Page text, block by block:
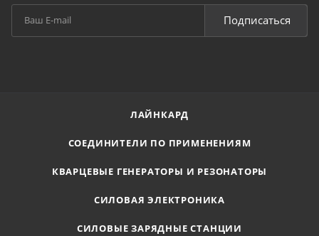
Подписаться
ЛАЙНКАРД
СОЕДИНИТЕЛИ ПО ПРИМЕНЕНИЯМ
КВАРЦЕВЫЕ ГЕНЕРАТОРЫ И РЕЗОНАТОРЫ
СИЛОВАЯ ЭЛЕКТРОНИКА
СИЛОВЫЕ ЗАРЯДНЫЕ СТАНЦИИ